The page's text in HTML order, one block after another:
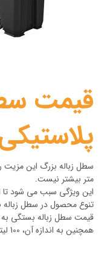
قیمت
سطل زباله بزرگ این مزیت
متر بیشتر نیست.
این ویژگی سبب می شود تا
تنوع محصول در سطل زباله
قیمت سطل زباله بستگی به
همچنین به اندازه آن، 100 لیتر،200 لیتری و .. دارد.